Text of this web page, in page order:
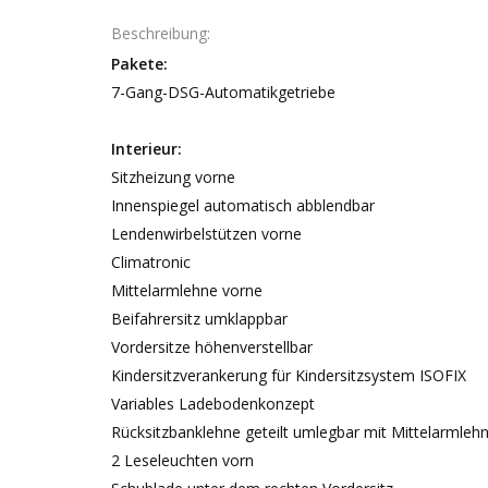
Beschreibung
Pakete:
7-Gang-DSG-Automatikgetriebe
Interieur:
Sitzheizung vorne
Innenspiegel automatisch abblendbar
Lendenwirbelstützen vorne
Climatronic
Mittelarmlehne vorne
Beifahrersitz umklappbar
Vordersitze höhenverstellbar
Kindersitzverankerung für Kindersitzsystem ISOFIX
Variables Ladebodenkonzept
Rücksitzbanklehne geteilt umlegbar mit
2 Leseleuchten vorn